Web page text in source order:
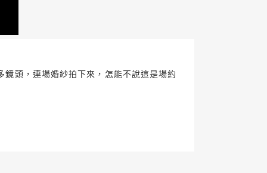
頭，連場婚紗拍下來，怎能不說這是場約